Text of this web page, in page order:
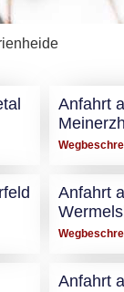
Anfahrt
Anfahrt
Anfahrt